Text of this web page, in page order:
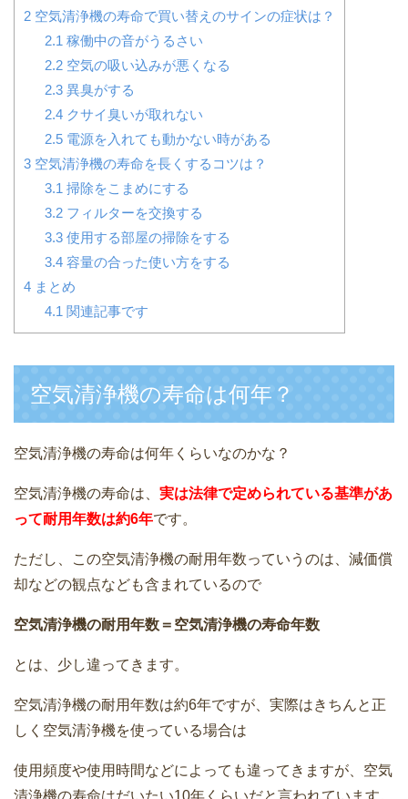
2 空気清浄機の寿命で買い替えのサインの症状は？
2.1 稼働中の音がうるさい
2.2空気の吸い込みが悪くなる
2.3異臭がする
2.4クサイ臭いが取れない
2.5電源を入れても動かない時がある
3 空気清浄機の寿命を長くするコツは？
3.1 掃除をこまめにする
3.2フィルターを交換する
3.3使用する部屋の掃除をする
3.4容量の合った使い方をする
4 まとめ
4.1 関連記事です
空気清浄機の寿命は何年？
空気清浄機の寿命は何年くらいなのかな？
空気清浄機の寿命は、 実は法律で定められている基準があ
って耐用年数は約6年です。
ただし、この空気清浄機の耐用年数っていうのは、減価償
却などの観点なども含まれているので
空気清浄機の耐用年数＝空気清浄機の寿命年数
とは、少し違ってきます。
空気清浄機の耐用年数は約6年ですが、実際はきちんと正
しく空気清浄機を使っている場合は
使用頻度や使用時間などによっても違ってきますが、空気
清浄機の寿命はだいたい10年くらいだと言われています。